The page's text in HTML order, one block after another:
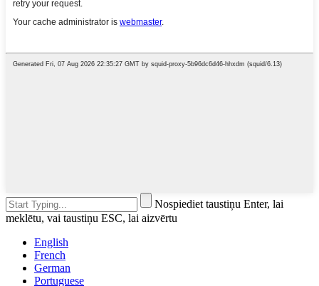
Nospiediet taustiņu Enter, lai
meklētu, vai taustiņu ESC, lai aizvērtu
English
French
German
Portuguese